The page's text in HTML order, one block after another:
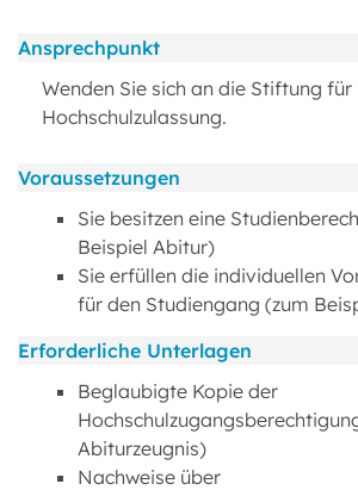
Ansprechpunkt
Wenden Sie sich an die Stiftung für
Hochschulzulassung.
Voraussetzungen
Sie besitzen eine
Beispiel Abitur)
Sie erfüllen die individuellen
für den Studiengang (zum
Erforderliche Unterlagen
Beglaubigte Kopie der
Abiturzeugnis)
Nachweise über